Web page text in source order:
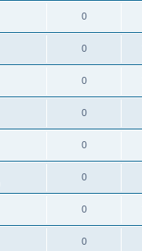
0
0
0
0
0
0
0
0